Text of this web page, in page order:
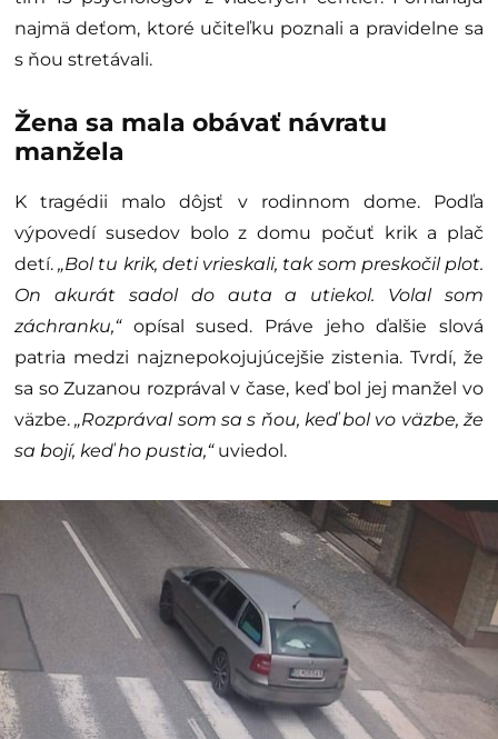
najmä deťom, ktoré učiteľku poznali a pravidelne sa
s ňou stretávali.
Žena sa mala obávať návratu
manžela
K tragédii malo dôjsť v rodinnom dome. Podľa
výpovedí susedov bolo z domu počuť krik a plač
detí.„Bol tu krik, deti vrieskali, tak som preskočil plot.
On akurát sadol do auta a utiekol. Volal som
záchranku,“opísal sused. Práve jeho ďalšie slová
patria medzi najznepokojujúcejšie zistenia. Tvrdí, že
sa so Zuzanou rozprával v čase, keď bol jej manžel vo
väzbe.„Rozprával som sa s ňou, keď bol vo väzbe, že
sa bojí, keď ho pustia,“uviedol.